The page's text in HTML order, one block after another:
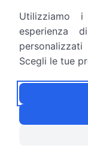
Formazione sulla
come
25 Luglio 2026
Armadietti
9 Luglio 2026
Utilizziamo
esperienza
Scegli le tue